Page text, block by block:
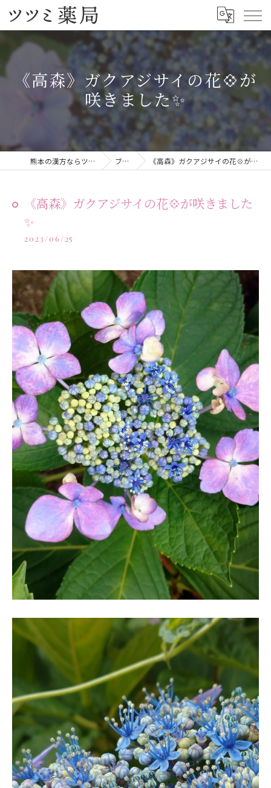
《高森》ガクアジサイの花💠が
咲きました✨
熊本の漢方ならツツミ薬局 ブログ 《高森》ガクアジサイの花💠が咲きました✨
《高森》ガクアジサイの花💠が咲きました
✨
2023/06/25